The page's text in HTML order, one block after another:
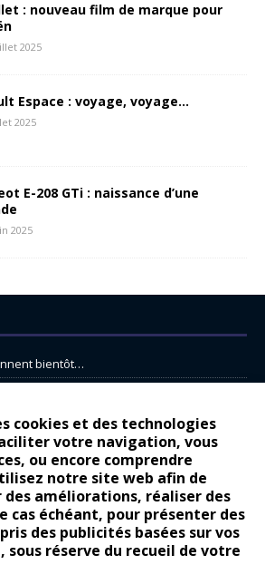
cookies et des technologies
votre navigation, vous
ou encore comprendre
notre site web afin de
améliorations, réaliser des
cas échéant, pour présenter des
des publicités basées sur vos
sous réserve du recueil de votre
: nouveau film de marque pour
2025
Espace : voyage, voyage…
2025
E-208 GTi : naissance d’une
2025
bientôt…
de marque pour Citroën
voyage…
d’une légende
Dacia Sandero : pour les gens vrais